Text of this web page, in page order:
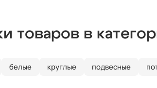
товаров в
белые круглые подвесные